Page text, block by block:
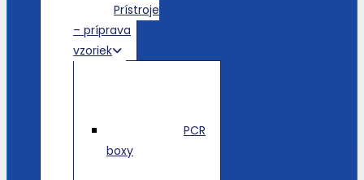
Prístroje
– príprava
vzoriek
PCR
boxy